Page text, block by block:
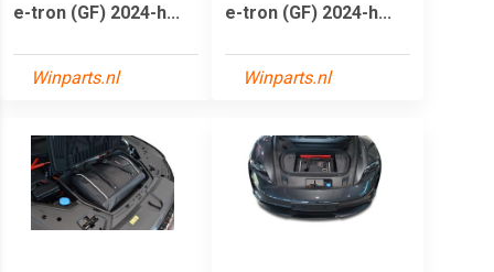
e-tron (GF) 2024-h...
Winparts.nl
e-tron (GF) 2024-h...
Winparts.nl